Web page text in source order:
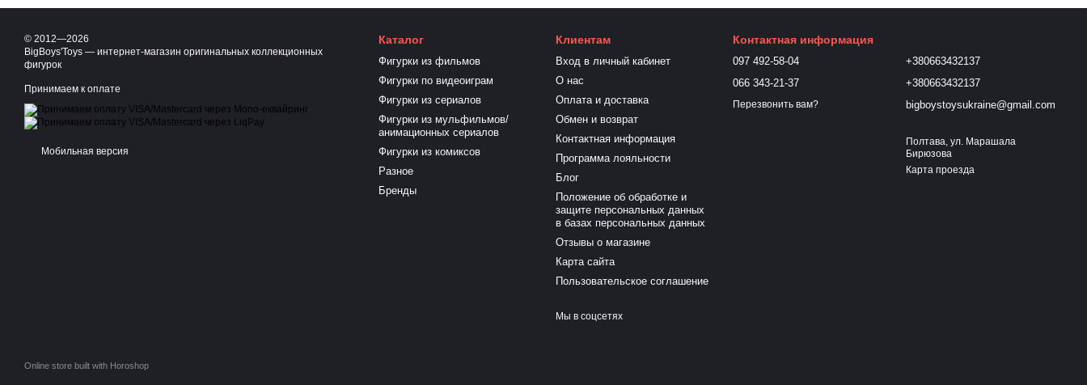
© 2012—2026
BigBoys'Toys — интернет-магазин оригинальных коллекционных
фигурок
Принимаем к оплате
Мобильная версия
Online store built with Horoshop
Каталог
Фигурки из фильмов
Фигурки по видеоиграм
Фигурки из сериалов
Фигурки из мульфильмов/
анимационных сериалов
Фигурки из комиксов
Разное
Бренды
Клиентам
Вход в личный кабинет
О нас
Оплата и доставка
Обмен и возврат
Контактная информация
Программа лояльности
Блог
Положение об обработке и
защите персональных данных
в базах персональных данных
Отзывы о магазине
Карта сайта
Пользовательское соглашение
Мы в соцсетях
Контактная информация
097 492-58-04
066 343-21-37
Перезвонить вам?
+380663432137
+380663432137
bigboystoysukraine@gmail.com
Полтава, ул. Марашала
Бирюзова
Карта проезда